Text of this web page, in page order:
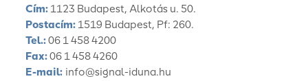
Cím: 1123 Budapest, Alkotás u. 50.
Postacím: 1519 Budapest, Pf: 260.
Tel.:06 1 458 4200
Fax:06 1 458 4260
E-mail: info@signal-iduna.hu